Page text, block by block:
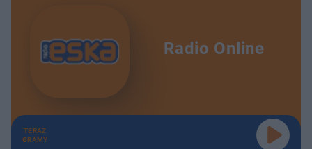
Radio Online
TERAZ
GRAMY